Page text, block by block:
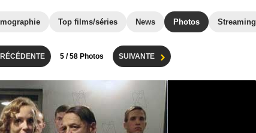
Top films/séries News Photos Streaming
5 / 58 Photos SUIVANTE